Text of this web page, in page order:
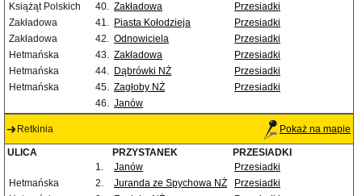
Książąt Polskich
40. Zakładowa
Przesiadki
Zakładowa
41. Piasta Kołodzieja
Przesiadki
Zakładowa
42. Odnowiciela
Przesiadki
Hetmańska
43. Zakładowa
Przesiadki
Hetmańska
44. Dąbrówki NŻ
Przesiadki
Hetmańska
45. Zagłoby NŻ
Przesiadki
46. Janów
Retkinia Pokaż na mapie
ULICA PRZYSTANEK
PRZESIADKI
1.
Janów
Przesiadki
Hetmańska
2. Juranda ze Spychowa NŻ
Przesiadki